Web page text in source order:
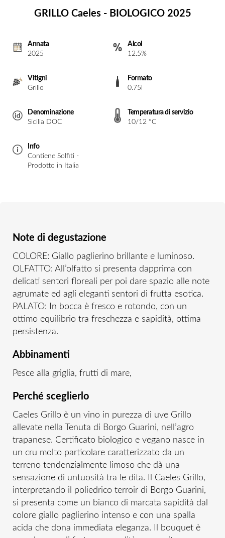
GRILLO Caeles - BIOLOGICO 2025
Annata
2025
Alcol
12.5%
Vitigni
Grillo
Formato
0.75l
Denominazione
Sicilia DOC
Temperatura di servizio
10/12 °C
Info
Contiene Solfiti -
Prodotto in Italia
Note di degustazione
COLORE: Giallo paglierino brillante e luminoso.
OLFATTO: All’olfatto si presenta dapprima con
delicati sentori floreali per poi dare spazio alle note
agrumate ed agli eleganti sentori di frutta esotica.
PALATO: In bocca è fresco e rotondo, con un
ottimo equilibrio tra freschezza e sapidità, ottima
persistenza.
Abbinamenti
Pesce alla griglia, frutti di mare,
Perché sceglierlo
Caeles Grillo è un vino in purezza di uve Grillo
allevate nella Tenuta di Borgo Guarini, nell’agro
trapanese. Certificato biologico e vegano nasce in
un cru molto particolare caratterizzato da un
terreno tendenzialmente limoso che dà una
sensazione di untuosità tra le dita. Il Caeles Grillo,
interpretando il poliedrico terroir di Borgo Guarini,
si presenta come un bianco di marcata sapidità dal
colore giallo paglierino intenso e con una spalla
acida che dona immediata eleganza. Il bouquet è